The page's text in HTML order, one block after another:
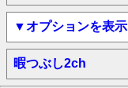
▼オプションを表示
暇つぶし2ch